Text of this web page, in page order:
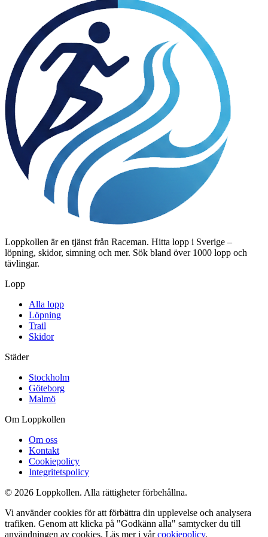
Loppkollen är en tjänst från Raceman. Hitta lopp i Sverige –
löpning, skidor, simning och mer. Sök bland över 1000 lopp och
tävlingar.
Lopp
Alla lopp
Löpning
Trail
Skidor
Städer
Stockholm
Göteborg
Malmö
Om Loppkollen
Om oss
Kontakt
Cookiepolicy
Integritetspolicy
© 2026 Loppkollen. Alla rättigheter förbehållna.
Vi använder cookies för att förbättra din upplevelse och analysera
trafiken. Genom att klicka på "Godkänn alla" samtycker du till
användningen av cookies. Läs mer i vårcookiepolicy.